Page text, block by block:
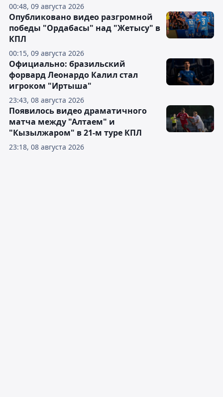
00:48, 09 августа 2026
00:15, 09 августа 2026
Опубликовано видео разгромной
победы "Ордабасы" над "Жетысу" в
КПЛ
23:43, 08 августа 2026
Официально: бразильский
форвард Леонардо Калил стал
игроком "Иртыша"
23:18, 08 августа 2026
Появилось видео драматичного
матча между "Алтаем" и
"Кызылжаром" в 21-м туре КПЛ